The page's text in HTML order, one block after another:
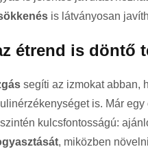
is látványosan
étrend is döntő
segíti az izmokat abban,
is. Már egy
szintén kulcsfontosságú:
, miközben